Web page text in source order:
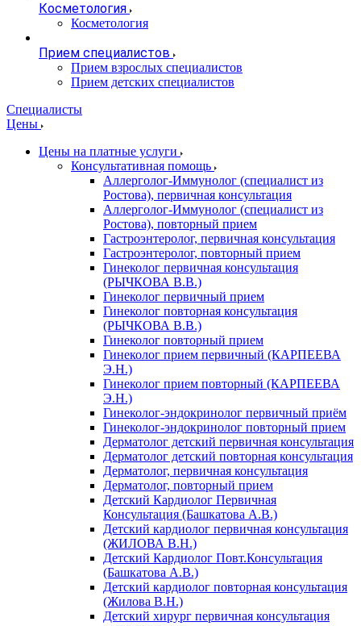
Косметология
Косметология
Прием специалистов
Прием взрослых специалистов
Прием детских специалистов
Специалисты
Цены
Цены на платные услуги
Консультативная помощь
Аллерголог-Иммунолог (специалист из
Ростова), первичная консультация
Аллерголог-Иммунолог (специалист из
Ростова), повторный прием
Гастроэнтеролог, первичная консультация
Гастроэнтеролог, повторный прием
Гинеколог первичная консультация
(РЫЧКОВА В.В.)
Гинеколог первичный прием
Гинеколог повторная консультация
(РЫЧКОВА В.В.)
Гинеколог повторный прием
Гинеколог прием первичный (КАРПЕЕВА
Э.Н.)
Гинеколог прием повторный (КАРПЕЕВА
Э.Н.)
Гинеколог-эндокринолог первичный приём
Гинеколог-эндокринолог повторный прием
Дерматолог детский первичная консультация
Дерматолог детский повторная консультация
Дерматолог, первичная консультация
Дерматолог, повторный прием
Детский Кардиолог Первичная
Консультация (Башкатова А.В.)
Детский кардиолог первичная консультация
(ЖИЛОВА В.Н.)
Детский Кардиолог Повт.Консультация
(Башкатова А.В.)
Детский кардиолог повторная консультация
(Жилова В.Н.)
Детский хирург первичная консультация